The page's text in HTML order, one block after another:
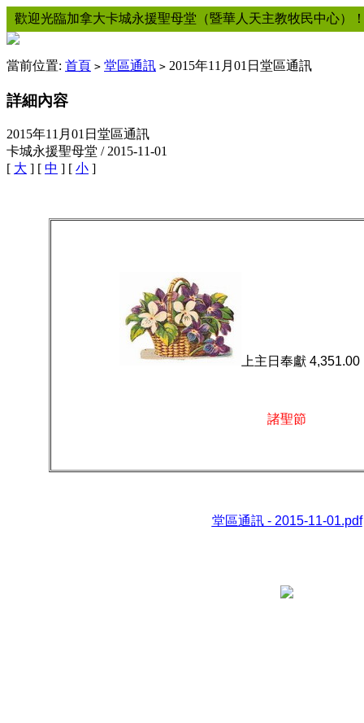
歡迎光臨加拿大卡城永援聖母堂（暨華人天主教牧民中心）
當前位置: 首頁 > 堂區通訊 > 2015年11月01日堂區通訊
詳細內容
2015年11月01日堂區通訊
卡城永援聖母堂 / 2015-11-01
[ 大 ] [ 中 ] [ 小 ]
上主日奉獻 4,351.00
諸聖節
堂區通訊 - 2015-11-01.pdf